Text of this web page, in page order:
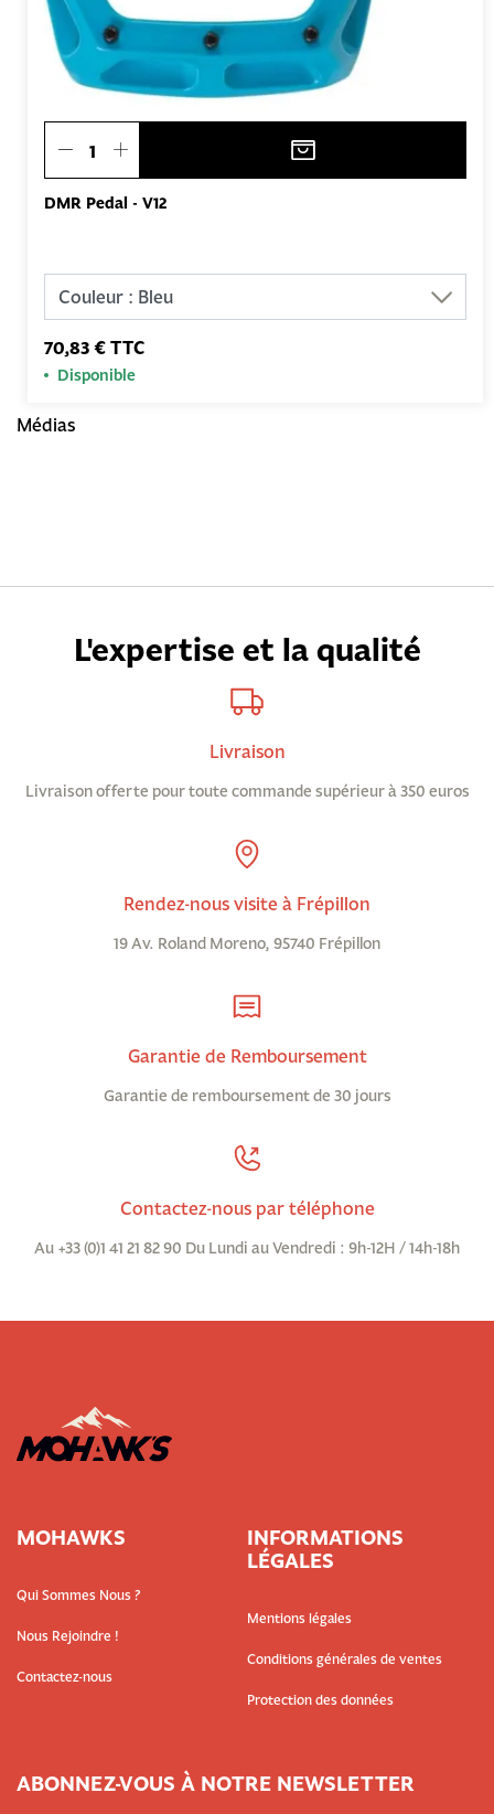
DMR Pedal - V12
70,83 € TTC
Disponible
Médias
L'expertise et la qualité
Livraison
Livraison offerte pour toute commande supérieur à 350 euros
Rendez-nous visite à Frépillon
19 Av. Roland Moreno, 95740 Frépillon
Garantie de Remboursement
Garantie de remboursement de 30 jours
Contactez-nous par téléphone
Au +33 (0)1 41 21 82 90 Du Lundi au Vendredi : 9h-12H / 14h-18h
MOHAWKS
Qui Sommes Nous ?
Nous Rejoindre !
Contactez-nous
INFORMATIONS
LÉGALES
Mentions légales
Conditions générales de ventes
Protection des données
ABONNEZ-VOUS À NOTRE NEWSLETTER